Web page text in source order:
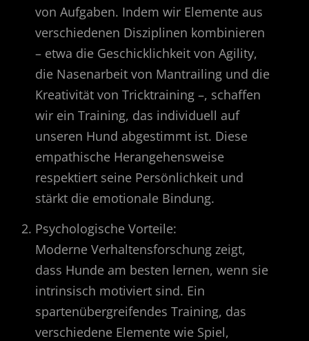
von Aufgaben. Indem wir Elemente aus
verschiedenen Disziplinen kombinieren
– etwa die Geschicklichkeit von Agility,
die Nasenarbeit von Mantrailing und die
Kreativität von Tricktraining –, schaffen
wir ein Training, das individuell auf
unseren Hund abgestimmt ist. Diese
empathische Herangehensweise
respektiert seine Persönlichkeit und
stärkt die emotionale Bindung.
Psychologische Vorteile:
Moderne Verhaltensforschung zeigt,
dass Hunde am besten lernen, wenn sie
intrinsisch motiviert sind. Ein
spartenübergreifendes Training, das
verschiedene Elemente wie Spiel,